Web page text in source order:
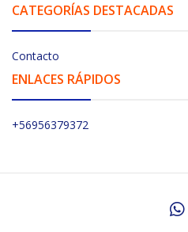
CATEGORÍAS DESTACADAS
Contacto
ENLACES RÁPIDOS
+56956379372